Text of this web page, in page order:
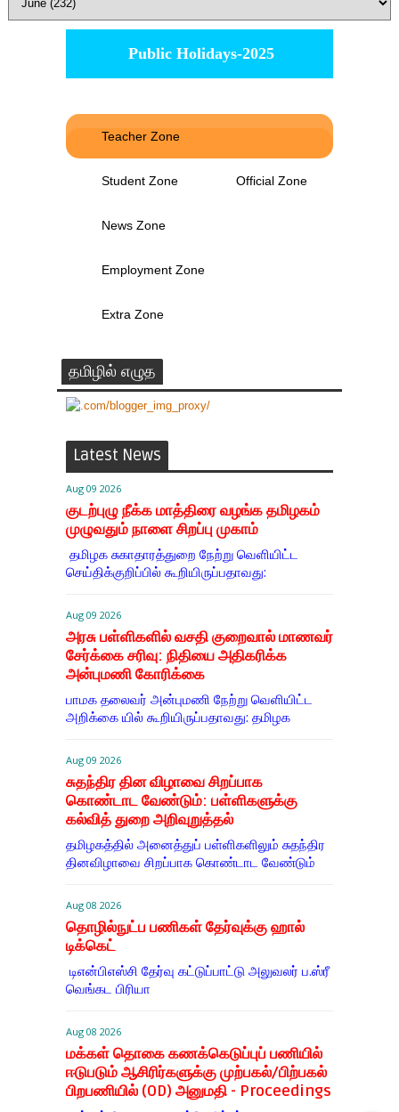
Public Holidays-2025
Teacher Zone
Student Zone Official Zone
News Zone
Employment Zone
Extra Zone
தமிழில் எழுத
Latest News
Aug 09 2026
குடற்புழு நீக்க மாத்திரை வழங்க தமிழகம்
முழுவதும் நாளை சிறப்பு முகாம்
தமிழக சுகாதாரத்துறை நேற்று வெளியிட்ட
செய்திக்குறிப்பில் கூறியிருப்பதாவது:
Aug 09 2026
அரசு பள்ளிகளில் வசதி குறைவால் மாணவர்
சேர்க்கை சரிவு: நிதியை அதிகரிக்க
அன்புமணி கோரிக்கை
பாமக தலைவர் அன்புமணி நேற்று வெளியிட்ட
அறிக்கை யில் கூறியிருப்பதாவது: தமிழக
Aug 09 2026
சுதந்திர தின விழாவை சிறப்பாக
கொண்டாட வேண்டும்: பள்ளிகளுக்கு
கல்வித் துறை அறிவுறுத்தல்
தமிழகத்தில் அனைத்துப் பள்ளிகளிலும் சுதந்திர
தினவிழாவை சிறப்பாக கொண்டாட வேண்டும்
Aug 08 2026
தொழில்நுட்ப பணிகள் தேர்வுக்கு ஹால் ​
டிக்கெட்
டிஎன்​பிஎஸ்சி தேர்வு கட்​டுப்​பாட்டு அலு​வலர் ப.ஸ்ரீ
வெங்கட பிரியா
Aug 08 2026
மக்கள் தொகை கணக்கெடுப்புப் பணியில்
ஈடுபடும் ஆசிரிர்களுக்கு முற்பகல்/பிற்பகல்
பிறபணியில் (OD) அனுமதி - Proceedings